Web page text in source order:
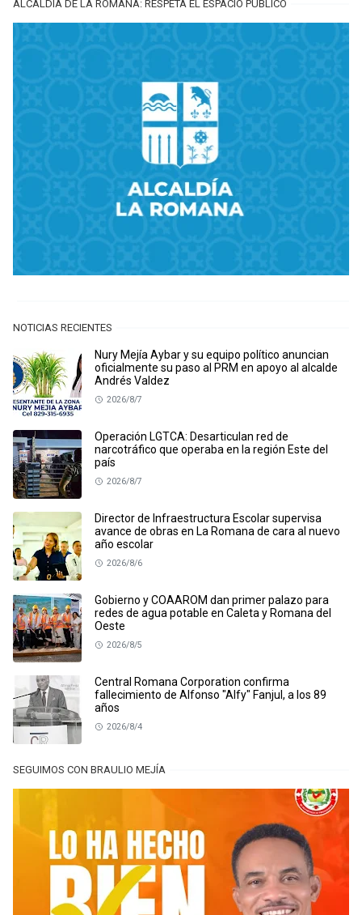
ALCALDÍA DE LA ROMANA: RESPETA EL ESPACIO PÚBLICO
NOTICIAS RECIENTES
Nury Mejía Aybar y su equipo político anuncian
oficialmente su paso al PRM en apoyo al alcalde
Andrés Valdez
2026/8/7
Operación LGTCA: Desarticulan red de
narcotráfico que operaba en la región Este del
país
2026/8/7
Director de Infraestructura Escolar supervisa
avance de obras en La Romana de cara al nuevo
año escolar
2026/8/6
Gobierno y COAAROM dan primer palazo para
redes de agua potable en Caleta y Romana del
Oeste
2026/8/5
Central Romana Corporation confirma
fallecimiento de Alfonso "Alfy" Fanjul, a los 89
años
2026/8/4
SEGUIMOS CON BRAULIO MEJÍA